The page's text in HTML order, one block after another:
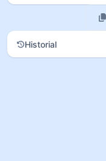
Historial